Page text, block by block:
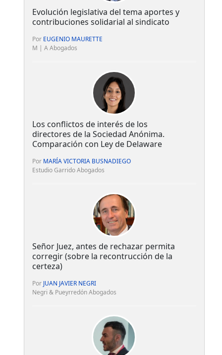
Evolución legislativa del tema aportes y
contribuciones solidarial al sindicato
Por EUGENIO MAURETTE
M | A Abogados
Los conflictos de interés de los
directores de la Sociedad Anónima.
Comparación con Ley de Delaware
Por MARÍA VICTORIA BUSNADIEGO
Estudio Garrido Abogados
Señor Juez, antes de rechazar permita
corregir (sobre la recontrucción de la
certeza)
Por JUAN JAVIER NEGRI
Negri & Pueyrredón Abogados